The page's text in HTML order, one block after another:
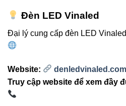
3. Nguyên lý
Thiết bị hoạt động dựa trên
nguồn
Đèn LED Vinaled
Đại lý cung cấp đèn LED
Website:
denledvinaled.com
Truy cập website để xem đầy